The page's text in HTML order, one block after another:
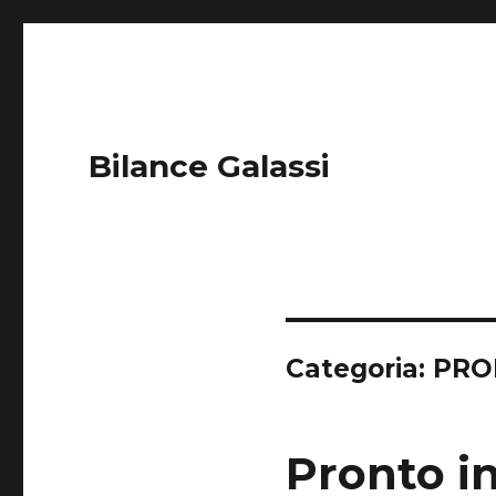
Bilance Galassi
Categoria:
Pronto